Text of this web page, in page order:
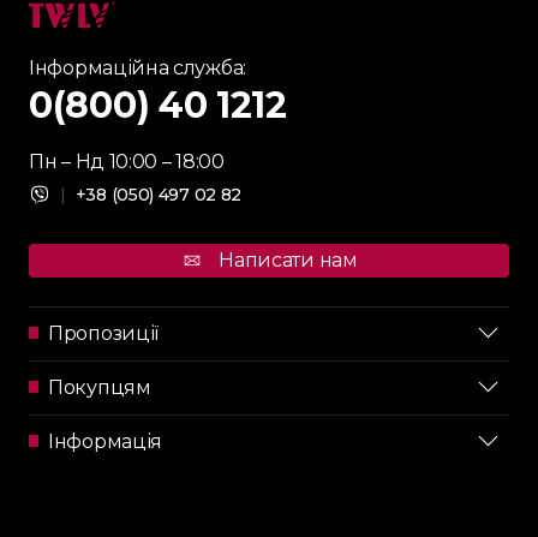
Інформаційна служба:
0(800) 40 1212
Пн – Нд 10:00 – 18:00
| +38 (050) 497 02 82
Написати нам
Пропозиції
Покупцям
Інформація